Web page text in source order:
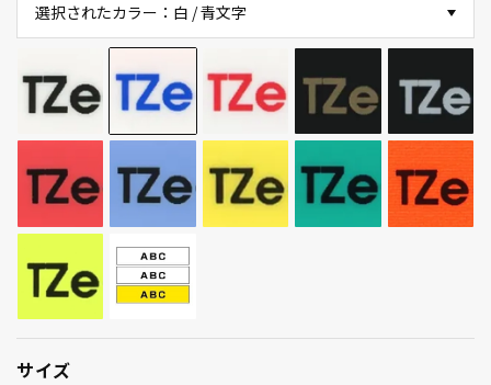
選択されたカラー：白 / 青文字
サイズ